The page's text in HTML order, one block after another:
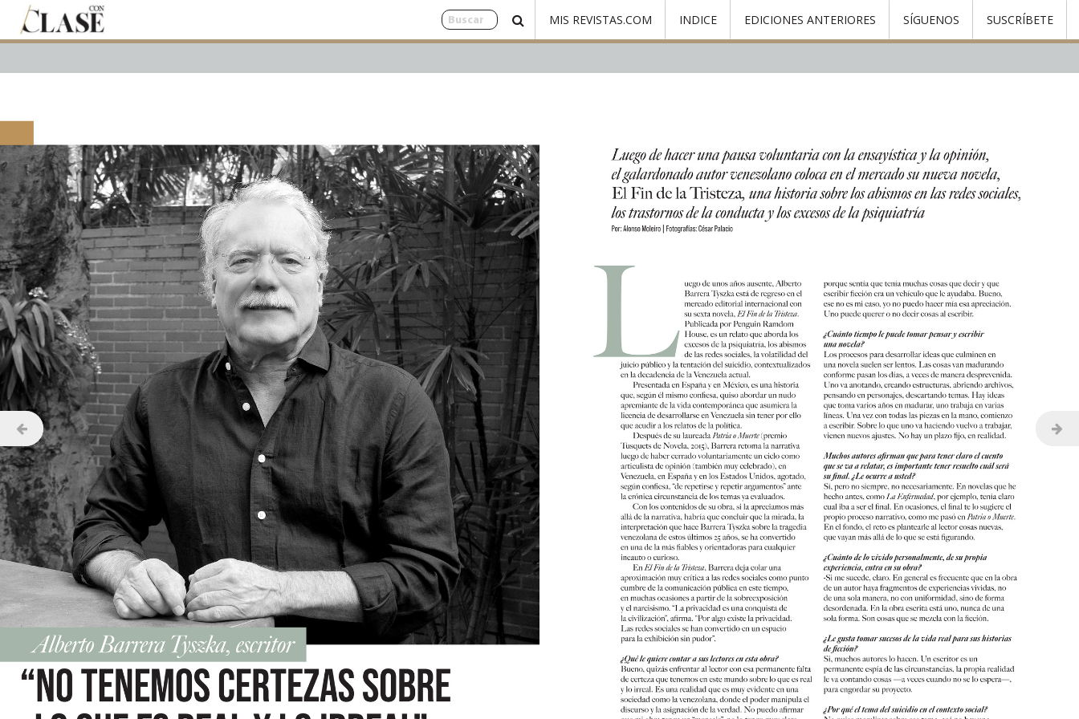
MIS REVISTAS.COM INDICE EDICIONES ANTERIORES SÍGUENOS SUSCRÍBETE